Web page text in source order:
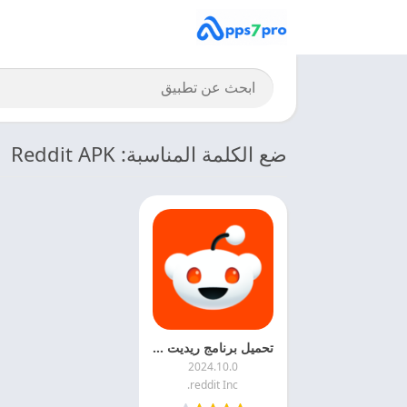
ضع الكلمة المناسبة: Reddit APK
تحميل برنامج ريديت 2024 Reddit APK للاندرويد اخر اصدار مجانا
2024.10.0
reddit Inc.